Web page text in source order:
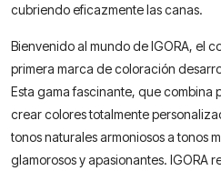
cubriendo eficazmente las canas.
Bienvenido al mundo de IGORA, el
primera marca de coloración
Esta gama fascinante, que combina
crear colores totalmente
tonos naturales armoniosos a tonos
glamorosos y apasionantes. IGORA